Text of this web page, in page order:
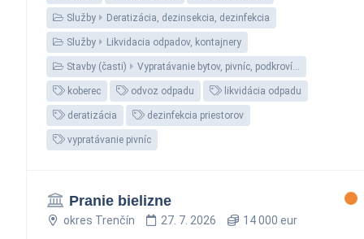
Služby Deratizácia, dezinsekcia, dezinfekcia
Služby Likvidacia odpadov, kontajnery
Stavby (časti) Vypratávanie bytov, pivníc, podkroví…
koberec odvoz odpadu likvidácia odpadu
deratizácia dezinfekcia priestorov
vypratávanie pivníc
Pranie bielizne
okres Trenčín 27. 7. 2026 14 000 eur